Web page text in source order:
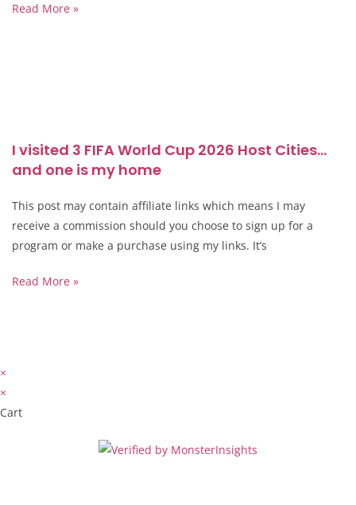
Read More »
I visited 3 FIFA World Cup 2026 Host Cities…
and one is my home
This post may contain affiliate links which means I may
receive a commission should you choose to sign up for a
program or make a purchase using my links. It’s
Read More »
×
×
Cart